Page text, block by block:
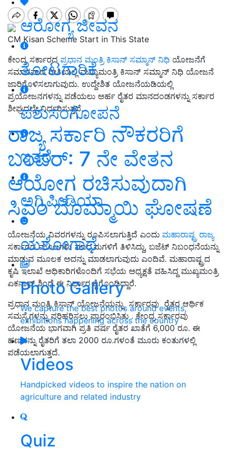
ಆರೋಗ್ಯ ಜೀವನ
ತೋಟಗಾರಿಕೆ
ಪಶುಸಂಗೋಪನೆ
ಇತರೆ
ಅಗ್ರಿಪೀಡಿಯಾ
ಯಶೋಗಾಥೆ
Photo Gallery
We capture the best photos around events,
exhibitions happening across the country
Videos
Handpicked videos to inspire the nation on
agriculture and related industry
Quiz
CM Kisan Scheme Start in This State
ಕೇಂದ್ರ ಸರ್ಕಾರದ ಪ್ರಧಾನ ಮಂತ್ರಿ ಕಿಸಾನ್ ಸಮ್ಮಾನ್ ನಿಧಿ ಯೋಜನೆಗೆ
ಸಮಾನವಾದ ರೀತಿಯಲ್ಲಿ ಮುಖ್ಯಮಂತ್ರಿ ಕಿಸಾನ್ ಸಮ್ಮಾನ್ ನಿಧಿ ಯೋಜನೆ
ಜಾರಿಗೊಳಿಸಲಾಗುವುದು. ಉದ್ದೇಶಿತ ಯೋಜನೆಯಡಿಯಲ್ಲಿ
ಪ್ರಯೋಜನಗಳನ್ನು ಪಡೆಯಲು ಅರ್ಹ ರೈತರ ಮಾನದಂಡಗಳನ್ನು ಸರ್ಕಾರ
ಶೀಘ್ರದಲ್ಲೇ ನಿರ್ಧರಿಸುತ್ತದೆ.
ರಾಜ್ಯ ಸರ್ಕಾರಿ ನೌಕರರಿಗೆ
ಬಂಪರ್‌: 7 ನೇ ವೇತನ
ಆಯೋಗ ರಚಿಸುವುದಾಗಿ
ಸಿಎಂ ಬೊಮ್ಮಾಯಿ ಘೋಷಣೆ
ಯೋಜನೆಯ ವಿವರಗಳನ್ನು ರೂಪಿಸಲಾಗುತ್ತಿದೆ ಎಂದು ಮಹಾರಾಷ್ಟ್ರ ರಾಜ್ಯ
ಸರ್ಕಾರದ ಮೂಲಗಳು ಮಾಧ್ಯಮಗಳಿಗೆ ತಿಳಿಸಿದ್ದು, ಬಜೆಟ್ ನಿಬಂಧನೆಯನ್ನು
ಮಾಡುವ ಮೂಲಕ ಅದನ್ನು ಮಾಡಲಾಗುವುದು ಎಂದಿವೆ. ಮಹಾರಾಷ್ಟ್ರದ
ಕೃಷಿ ಇಲಾಖೆ ಅಧಿಕಾರಿಗಳೊಂದಿಗೆ ಸಭೆಯ ಅಧ್ಯಕ್ಷತೆ ವಹಿಸಿದ್ದ ಮುಖ್ಯಮಂತ್ರಿ
ಏಕನಾಥ್ ಶಿಂಧೆ ಈ ನಿರ್ಧಾರ ಕೈಗೊಂಡಿದ್ದಾರೆ.
ಪ್ರಧಾನ ಮಂತ್ರಿ ಕಿಸಾನ್ ಯೋಜನೆಯನ್ನು ಸರ್ಕಾರವು ರೈತರ ಆರ್ಥಿಕ
ಸಮಸ್ಯೆಗಳನ್ನು ಪರಿಹರಿಸಲು ಪ್ರಾರಂಭಿಸಿತು . ಕೇಂದ್ರ ಸರ್ಕಾರವು
ಯೋಜನೆಯ ಭಾಗವಾಗಿ ಪ್ರತಿ ವರ್ಷ ರೈತರ ಖಾತೆಗೆ 6,000 ರೂ. ಈ
ಹಣವನ್ನು ರೈತರಿಗೆ ತಲಾ 2000 ರೂ.ಗಳಂತೆ ಮೂರು ಕಂತುಗಳಲ್ಲಿ
ಪಡೆಯಲಾಗುತ್ತದೆ.